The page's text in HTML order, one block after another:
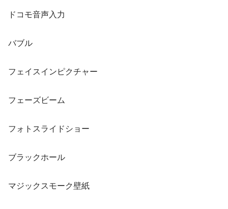
ドコモ音声入力
バブル
フェイスインピクチャー
フェーズビーム
フォトスライドショー
ブラックホール
マジックスモーク壁紙